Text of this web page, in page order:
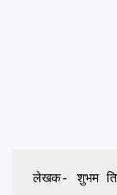
लेखक- शुभम